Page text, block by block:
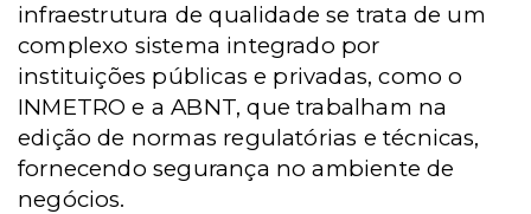
infraestrutura de qualidade se trata de um
complexo sistema integrado por
instituições públicas e privadas, como o
INMETRO e a ABNT, que trabalham na
edição de normas regulatórias e técnicas,
fornecendo segurança no ambiente de
negócios.